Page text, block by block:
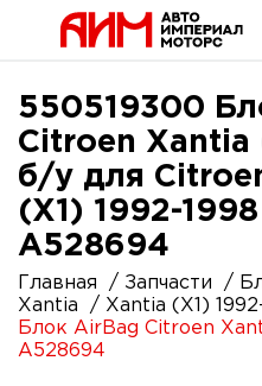
550519300
Citroen Xantia
б/у для
(X1) 1992-
A528694
Главная Запчасти
Xantia
Xantia (X1)
Блок AirBag Citroen
A528694